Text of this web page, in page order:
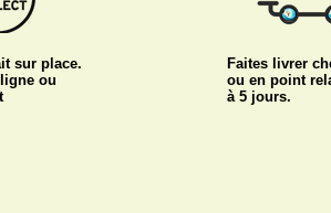
sur place.
ou
Faites livrer
ou en point
à 5 jours.